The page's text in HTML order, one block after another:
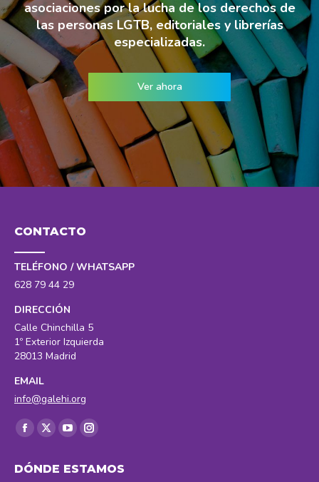
asociaciones por la lucha de los derechos de
las personas LGTB, editoriales y librerías
especializadas.
Ver ahora
CONTACTO
TELÉFONO / WHATSAPP
628 79 44 29
DIRECCIÓN
Calle Chinchilla 5
1º Exterior Izquierda
28013 Madrid
EMAIL
info@galehi.org
Encuéntranos en:
Facebook
opens
X
opens
YouTube
opens
Instagram
opens
DÓNDE ESTAMOS